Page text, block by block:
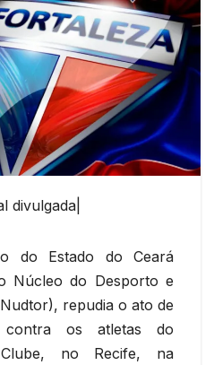
divulgada|
do Estado do Ceará
Núcleo do Desporto e
repudia o ato de
contra os atletas do
no Recife, na